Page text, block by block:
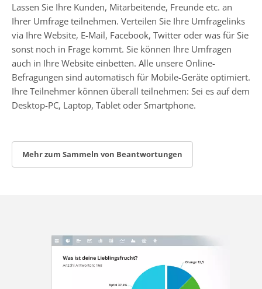
Lassen Sie Ihre Kunden, Mitarbeitende, Freunde etc. an
Ihrer Umfrage teilnehmen. Verteilen Sie Ihre Umfragelinks
via Ihre Website, E-Mail, Facebook, Twitter oder was für Sie
sonst noch in Frage kommt. Sie können Ihre Umfragen
auch in Ihre Website einbetten. Alle unsere Online-
Befragungen sind automatisch für Mobile-Geräte optimiert.
Ihre Teilnehmer können überall teilnehmen: Sei es auf dem
Desktop-PC, Laptop, Tablet oder Smartphone.
Mehr zum Sammeln von Beantwortungen